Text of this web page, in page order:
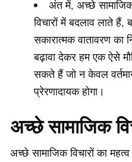
अंत में, अच्छे
विचारों में बदलाव लाते
सकारात्मक वातावरण का
बढ़ावा देकर हम एक ऐसे
सकते हैं जो न केवल
प्रेरणादायक होगा।
अच्छे सामाजिक
अच्छे सामाजिक विचारों का